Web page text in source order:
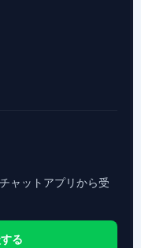
ャットアプリから受
る